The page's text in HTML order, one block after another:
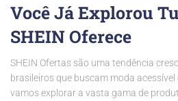
Você Já Explorou
SHEIN Oferece
SHEIN Ofertas são uma tendência
brasileiros que buscam moda acessível
vamos explorar a vasta gama de